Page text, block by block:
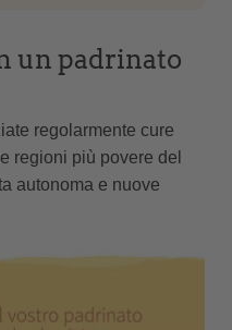
un padrinato
regolarmente cure
regioni più povere del
autonoma e nuove